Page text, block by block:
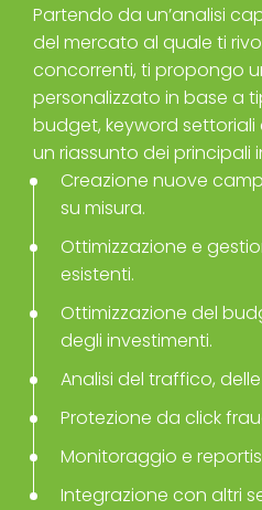
Partendo da un’analisi
del mercato al quale ti
concorrenti, ti propongo
personalizzato in base a
budget, keyword settoriali
un riassunto dei principali
Creazione nuove
su misura.
Ottimizzazione e
esistenti.
Ottimizzazione del
degli investimenti.
Analisi del traffico,
Protezione da click
Monitoraggio e
Integrazione con altri